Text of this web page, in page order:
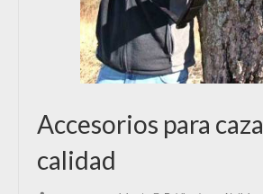
Accesorios para caza
calidad